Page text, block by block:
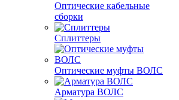
Оптические кабельные
сборки
Сплиттеры
Оптические муфты ВОЛС
Арматура ВОЛС